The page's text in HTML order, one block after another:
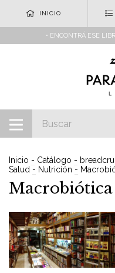
INICIO
• ENCONTRÁ ESE
Inicio - Catálogo -
Salud - Nutrición -
Macrobiótica